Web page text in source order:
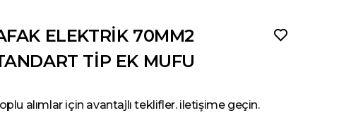
ELEKTRİK 70MM2
TİP EK MUFU
alımlar için avantajlı teklifler. iletişime geçin.